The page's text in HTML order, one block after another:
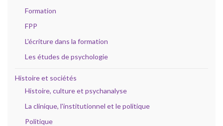
Formation
FPP
L'écriture dans la formation
Les études de psychologie
Histoire et sociétés
Histoire, culture et psychanalyse
La clinique, l'institutionnel et le politique
Politique